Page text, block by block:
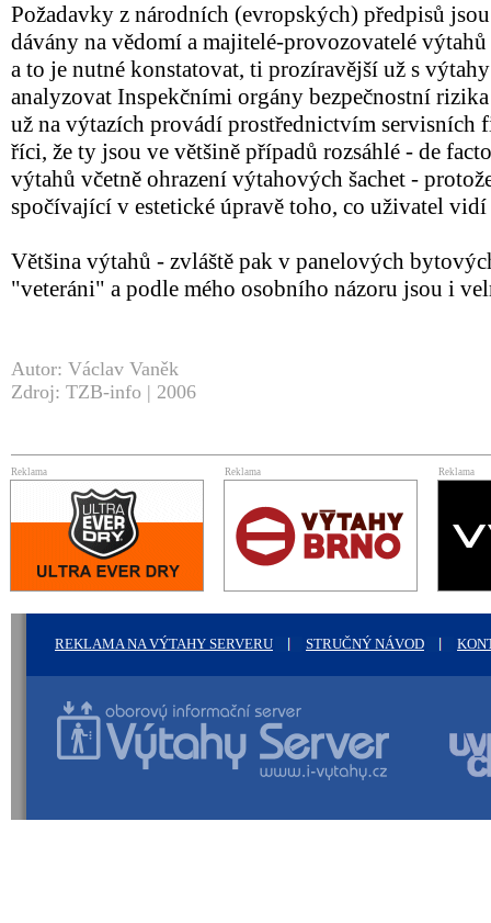
Požadavky z národních (evropských) předpisů
dávány na vědomí a majitelé-provozovatelé
a to je nutné konstatovat, ti prozíravější už s
analyzovat Inspekčními orgány bezpečnostní
už na výtazích provádí prostřednictvím servisních
říci, že ty jsou ve většině případů rozsáhlé - de
výtahů včetně ohrazení výtahových šachet -
spočívající v estetické úpravě toho, co uživatel vidí
Většina výtahů - zvláště pak v panelových
"veteráni" a podle mého osobního názoru jsou i
Autor: Václav Vaněk
Zdroj: TZB-info | 2006
Reklama Reklama Reklama
REKLAMA NA VÝTAHY SERVERU STRUČNÝ NÁVOD